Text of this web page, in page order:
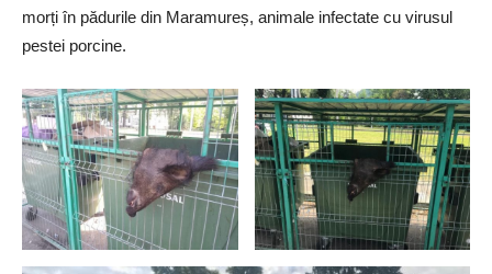
morți în pădurile din Maramureș, animale infectate cu virusul
pestei porcine.